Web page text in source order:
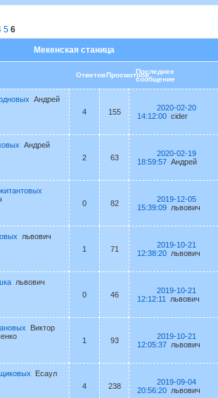
Мекенская станица
5 6
ОтветовПросмотровПоследнее
сообщение
Андрей
4
155
2020-02-20
14:12:00 cider
Андрей
2
63
2020-02-19
18:59:57 Андрей
0 82
2019-12-05
15:39:09 львович
львович
1
71
2019-10-21
12:38:20 львович
львович
0
46
2019-10-21
12:12:11
львович
Виктор
1 93
2019-10-21
12:05:37 львович
Есаул
4
238
2019-09-04
20:56:20 львович